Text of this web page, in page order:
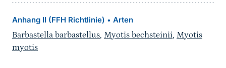
Anhang II (FFH Richtlinie) • Arten
Barbastella barbastellus, Myotis bechsteinii, Myotis
myotis